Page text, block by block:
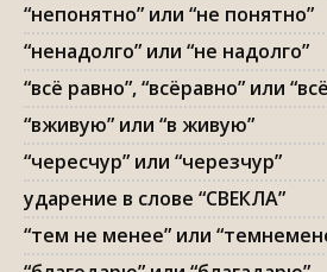
“непонятно” или “не понятно”
“ненадолго” или “не надолго”
“всё равно”, “всёравно” или
“вживую” или “в живую”
“чересчур” или “черезчур”
ударение в слове “СВЕКЛА”
“тем не менее” или